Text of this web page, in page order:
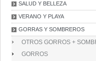
SALUD Y BELLEZA
VERANO Y PLAYA
GORRAS Y SOMBREROS
OTROS GORROS +
GORROS